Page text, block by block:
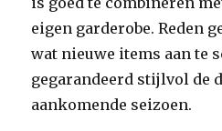
eigen garderobe. Reden
wat nieuwe items aan te
gegarandeerd stijlvol de
aankomende seizoen.